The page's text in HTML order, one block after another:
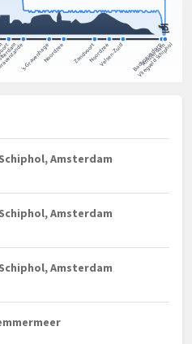
Amsterdam
Amsterdam
Amsterdam